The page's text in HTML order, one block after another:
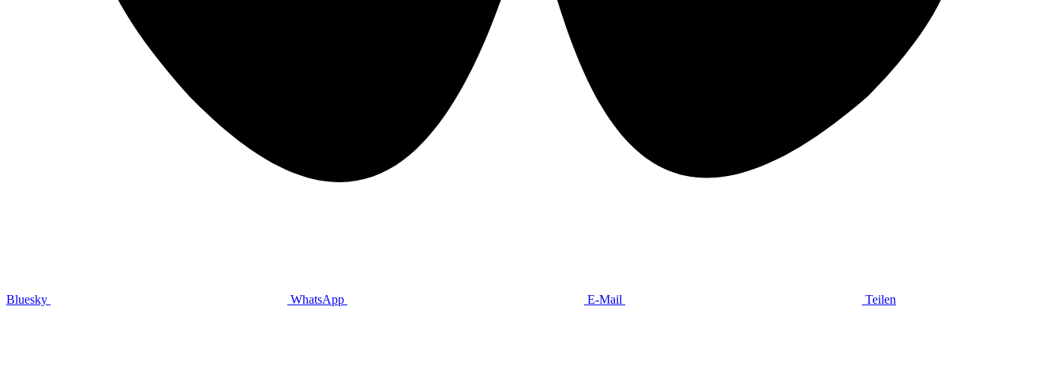
Bluesky WhatsApp E-Mail Teilen